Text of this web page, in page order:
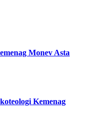
Monev Asta
Kemenag